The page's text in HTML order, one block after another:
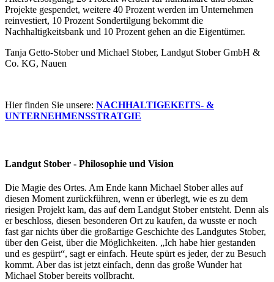
Projekte gespendet, weitere 40 Prozent werden im Unternehmen
reinvestiert, 10 Prozent Sondertilgung bekommt die
Nachhaltigkeitsbank und 10 Prozent gehen an die Eigentümer.
Tanja Getto-Stober und Michael Stober, Landgut Stober GmbH &
Co. KG, Nauen
Hier finden Sie unsere: NACHHALTIGEKEITS- &
UNTERNEHMENSSTRATGIE
Landgut Stober - Philosophie und Vision
Die Magie des Ortes. Am Ende kann Michael Stober alles auf
diesen Moment zurückführen, wenn er überlegt, wie es zu dem
riesigen Projekt kam, das auf dem Landgut Stober entsteht. Denn als
er beschloss, diesen besonderen Ort zu kaufen, da wusste er noch
fast gar nichts über die großartige Geschichte des Landgutes Stober,
über den Geist, über die Möglichkeiten. „Ich habe hier gestanden
und es gespürt“, sagt er einfach. Heute spürt es jeder, der zu Besuch
kommt. Aber das ist jetzt einfach, denn das große Wunder hat
Michael Stober bereits vollbracht.